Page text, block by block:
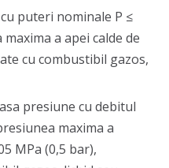
puteri nominale P ≤
a apei calde de
cu combustibil gazos,
presiune cu debitul
maxima a
MPa (0,5 bar),